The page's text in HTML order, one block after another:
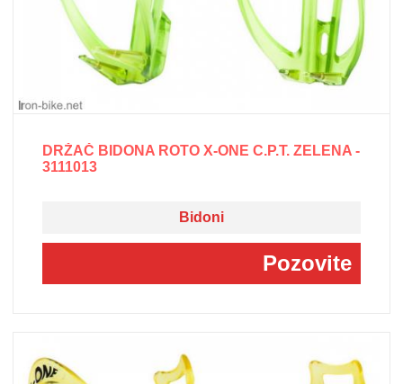
DRŽAČ BIDONA ROTO X-ONE C.P.T. ZELENA -
3111013
Bidoni
Pozovite